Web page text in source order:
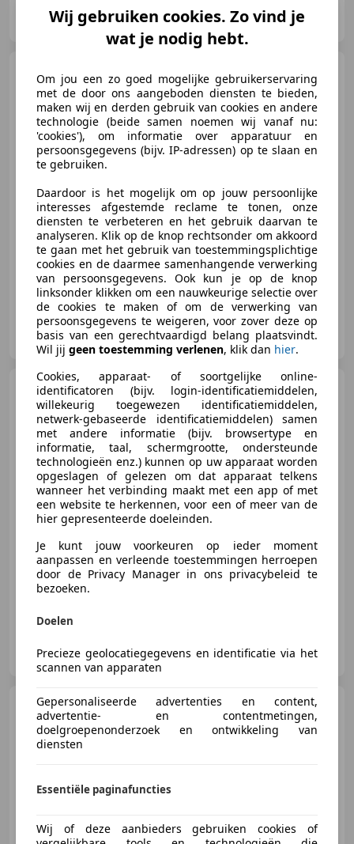
Profi Cars
NL-1333 HD ALMERE
Volkswagen Polo
1.0
Comfortline Airco Carplay
Stoelverwarming
05/2014 197.108 km Benzine
44 kW (60 PK)
Profi Cars
NL-1333 HD ALMERE
SEAT Ibiza1.2 Club Airco
Elek.Ramen
€ 2.250
01/2010 236.808 km Benzine
44 kW (60 PK)
NL-1333 HD ALMERE
Peugeot 207
CC 1.6-16V T
Wij gebruiken cookies. Zo vind je
wat je nodig hebt.
Om jou een zo goed mogelijke gebruikerservaring
met de door ons aangeboden diensten te bieden,
maken wij en derden gebruik van cookies en andere
technologie (beide samen noemen wij vanaf nu:
'cookies'), om informatie over apparatuur en
persoonsgegevens (bijv. IP-adressen) op te slaan en
te gebruiken.
Daardoor is het mogelijk om op jouw persoonlijke
interesses afgestemde reclame te tonen, onze
diensten te verbeteren en het gebruik daarvan te
analyseren. Klik op de knop rechtsonder om akkoord
te gaan met het gebruik van toestemmingsplichtige
cookies en de daarmee samenhangende verwerking
van persoonsgegevens. Ook kun je op de knop
linksonder klikken om een nauwkeurige selectie over
de cookies te maken of om de verwerking van
persoonsgegevens te weigeren, voor zover deze op
basis van een gerechtvaardigd belang plaatsvindt.
Wil jij geen toestemming verlenen, klik dan hier.
Cookies, apparaat- of soortgelijke online-
identificatoren (bijv. login-identificatiemiddelen,
willekeurig toegewezen identificatiemiddelen,
netwerk-gebaseerde identificatiemiddelen) samen
met andere informatie (bijv. browsertype en
informatie, taal, schermgrootte, ondersteunde
technologieën enz.) kunnen op uw apparaat worden
opgeslagen of gelezen om dat apparaat telkens
wanneer het verbinding maakt met een app of met
een website te herkennen, voor een of meer van de
hier gepresenteerde doeleinden.
Je kunt jouw voorkeuren op ieder moment
aanpassen en verleende toestemmingen herroepen
door de Privacy Manager in ons privacybeleid te
bezoeken.
Doelen
Precieze geolocatiegegevens en identificatie via het
scannen van apparaten
Gepersonaliseerde advertenties en content,
advertentie- en contentmetingen,
doelgroepenonderzoek en ontwikkeling van
diensten
Essentiële paginafuncties
Wij of deze aanbieders gebruiken cookies of